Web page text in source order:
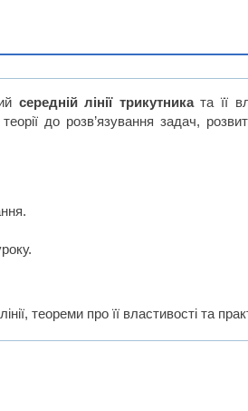
середній лінії трикутниката її
до розв’язування задач,
теореми про її властивості та